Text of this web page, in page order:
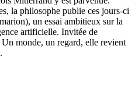
la philosophe publie ces jours-ci
un essai ambitieux sur la
artificielle. Invitée de
monde, un regard, elle revient